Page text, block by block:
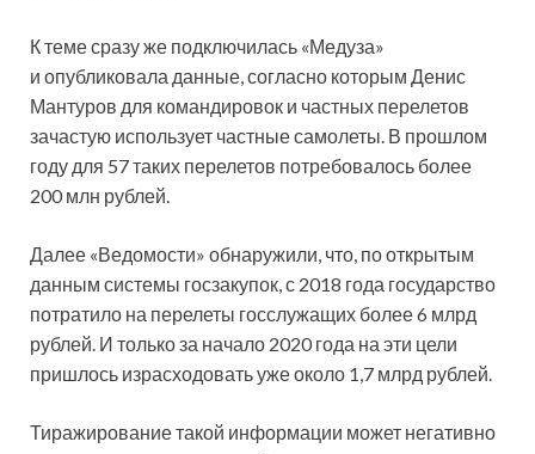
К теме сразу же подключилась «Медуза»
и опубликовала данные, согласно которым Денис
Мантуров для командировок и частных перелетов
зачастую использует частные самолеты. В прошлом
году для 57 таких перелетов потребовалось более
200 млн рублей.
Далее «Ведомости» обнаружили, что, по открытым
данным системы госзакупок, с 2018 года государство
потратило на перелеты госслужащих более 6 млрд
рублей. И только за начало 2020 года на эти цели
пришлось израсходовать уже около 1,7 млрд рублей.
Тиражирование такой информации может негативно